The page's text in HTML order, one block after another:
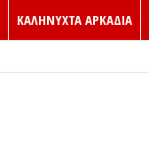
ΚΑΛΗΝΥΧΤΑ ΑΡΚΑΔΙΑ